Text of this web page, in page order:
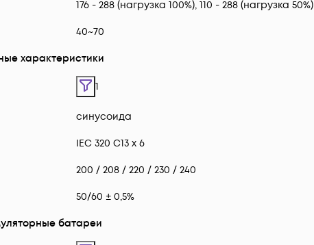
176 - 288 (нагрузка 100%), 110 - 288 (нагрузка 50%)
40~70
характеристики
1
синусоида
IEC 320 C13 x 6
200 / 208 / 220 / 230 / 240
50/60 ± 0,5%
батареи